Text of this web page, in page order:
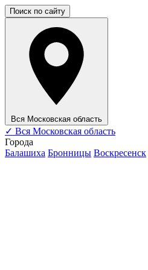
Поиск по сайту
Вся Московская область
✓ Вся Московская область
Города
Балашиха Бронницы Воскресенск